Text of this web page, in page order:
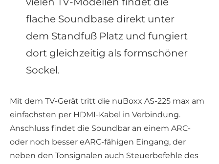
flache Soundbase direkt unter
dem Standfuß Platz und fungiert
dort gleichzeitig als formschöner
Sockel.
Mit dem TV-Gerät tritt die nuBoxx AS-225 max am
einfachsten per HDMI-Kabel in Verbindung.
Anschluss findet die Soundbar an einem ARC-
oder noch besser eARC-fähigen Eingang, der
neben den Tonsignalen auch Steuerbefehle des